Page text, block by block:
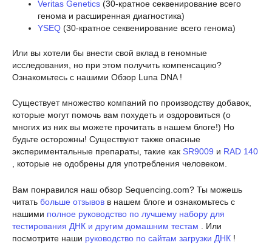
Veritas Genetics (30-кратное секвенирование всего
генома и расширенная диагностика)
YSEQ (30-кратное секвенирование всего генома)
Или вы хотели бы внести свой вклад в геномные
исследования, но при этом получить компенсацию?
Ознакомьтесь с нашими Обзор Luna DNA !
Существует множество компаний по производству добавок,
которые могут помочь вам похудеть и оздоровиться (о
многих из них вы можете прочитать в нашем блоге!) Но
будьте осторожны! Существуют также опасные
экспериментальные препараты, такие как SR9009 и RAD 140
, которые не одобрены для употребления человеком.
Вам понравился наш обзор Sequencing.com? Ты можешь
читать больше отзывов в нашем блоге и ознакомьтесь с
нашими полное руководство по лучшему набору для
тестирования ДНК и другим домашним тестам . Или
посмотрите наши руководство по сайтам загрузки ДНК !